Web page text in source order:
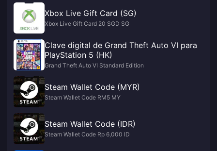
Xbox Live Gift Card (SG)
Xbox Live Gift Card 20 SGD SG
Clave digital de Grand Theft Auto VI para
PlayStation 5 (HK)
Grand Theft Auto VI Standard Edition
Steam Wallet Code (MYR)
Steam Wallet Code RM5 MY
Steam Wallet Code (IDR)
Steam Wallet Code Rp 6,000 ID